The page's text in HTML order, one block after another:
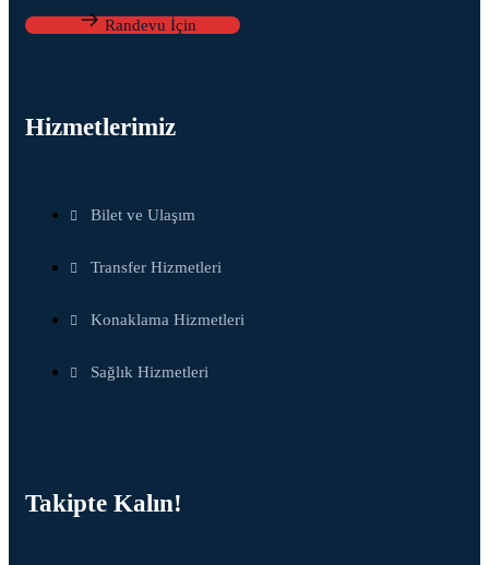
Randevu İçin
Hizmetlerimiz
Bilet ve Ulaşım
Transfer Hizmetleri
Konaklama Hizmetleri
Sağlık Hizmetleri
Takipte Kalın!